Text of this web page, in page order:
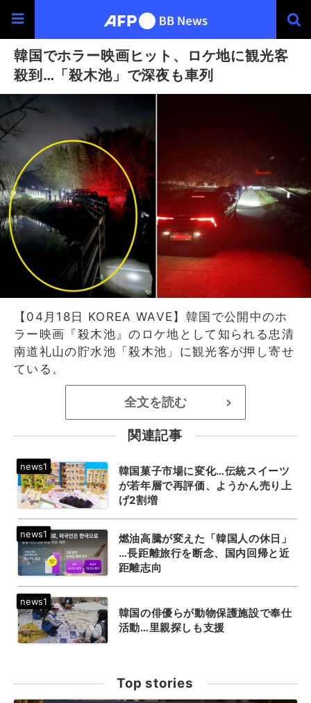
韓国でホラー映画ヒット、ロケ地に観光客
殺到…「殺木池」で深夜も車列
【04月18日 KOREA WAVE】韓国で公開中のホ
ラー映画『殺木池』のロケ地として知られる忠清
南道礼山の貯水池「殺木池」に観光客が押し寄せ
ている。
全文を読む >
関連記事
韓国菓子市場に変化…伝統スイーツ
が若年層で再評価、ようかん売り上
げ2割増
燃油高騰が変えた「韓国人の休日」
…長距離旅行を断念、国内回帰と近
距離志向
韓国の俳優らが動物保護施設で奉仕
活動…里親探しも支援
Top stories